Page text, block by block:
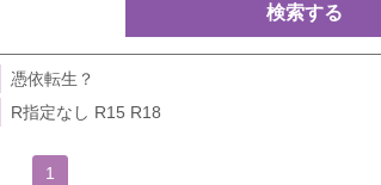
検索する
憑依転生？
R指定なし R15 R18
1